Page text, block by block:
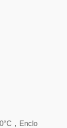
，Enclo